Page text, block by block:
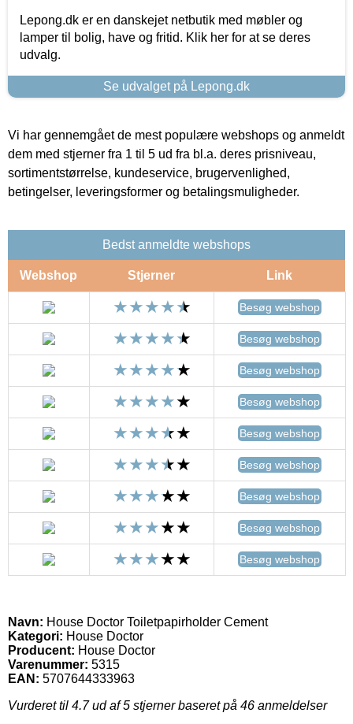
Lepong.dk er en danskejet netbutik med møbler og
lamper til bolig, have og fritid. Klik her for at se deres
udvalg.
Se udvalget på Lepong.dk
Vi har gennemgået de mest populære webshops og anmeldt
dem med stjerner fra 1 til 5 ud fra bl.a. deres prisniveau,
sortimentstørrelse, kundeservice, brugervenlighed,
betingelser, leveringsformer og betalingsmuligheder.
Bedst anmeldte webshops
Webshop Stjerner Link
Besøg webshop
Besøg webshop
Besøg webshop
Besøg webshop
Besøg webshop
Besøg webshop
Besøg webshop
Besøg webshop
Besøg webshop
Navn: House Doctor Toiletpapirholder Cement
Kategori: House Doctor
Producent: House Doctor
Varenummer: 5315
EAN: 5707644333963
Vurderet til 4.7ud af 5 stjerner baseret på 46 anmeldelser